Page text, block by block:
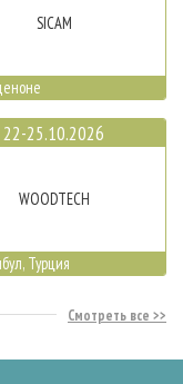
SICAM
22-25.10.2026
WOODTECH
Турция
Смотреть все